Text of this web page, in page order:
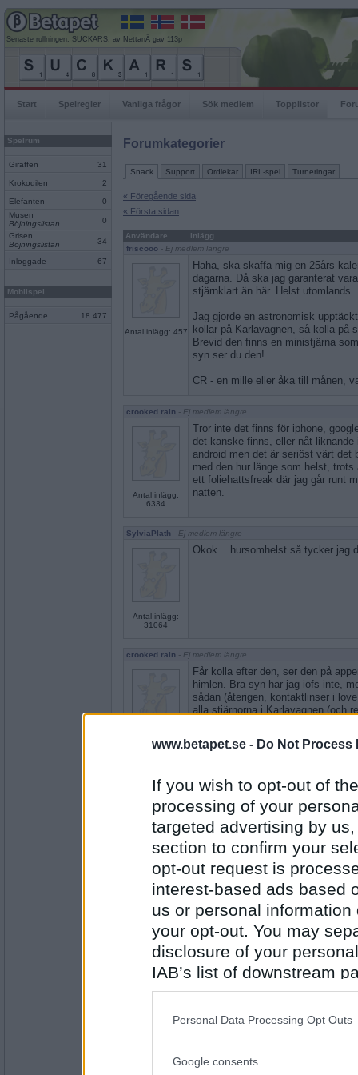
www.betapet.se - Do Not Process
If you wish to opt-out of
processing of your
targeted advertising by
section to confirm your
opt-out request is
interest-based ads based
us or personal
your opt-out. You may
disclosure of your
IAB’s list of downstream
also be disclosed by us
Downstream Participants
Please note that this
Personal Data Processing Opt Outs
Google consents
Senaste rullningen, SUCKARS, av NettanÄ gav 113p
Start Spelregler Vanliga frågor Sök medlem Topplistor
Spelrum
Giraffen 31
Krokodilen 2
Elefanten
0
Musen
Böjningslistan
0
Grisen
Böjningslistan
34
Inloggade 67
Mobilspel
Pågående 18 477
Forumkategorier
Snack Support Ordlekar IRL-spel Turneringar
« Föregående sida
« Första sidan
Användare
Inlägg
friscooo - Ej medlem längre
Antal inlägg: 457
Haha, ska skaffa mig en 25års
dagarna. Då ska jag garanterat
stjärnklart än här. Helst utomlands.
Jag gjorde en astronomisk
kollar på Karlavagnen, så kolla på
Brevid den finns en ministjärna
syn ser du den!
CR - en mille eller åka till månen,
crooked rain - Ej medlem längre
Antal inlägg:
6334
Tror inte det finns för iphone,
det kanske finns, eller nåt
android men det är seriöst värt det
med den hur länge som helst,
ett foliehattsfreak där jag går runt
natten.
SylviaPlath - Ej medlem längre
Antal inlägg:
31064
Okok... hursomhelst så tycker jag
crooked rain - Ej medlem längre
6334
Får kolla efter den, ser den på
himlen. Bra syn har jag iofs inte,
sådan (återigen, kontaktlinser i
alla stjärnorna i Karlavagnen (och
en mille är ingenting, månen
recidivfara- Ej medlem längre
Antal inlägg:
2385
jaså, har brorsan utgått som
SylviaPlath - Ej medlem längre
He he, nä, men jag fick ju kritik
förträfflighet så jag lessnade på
förträffliga killar - såna som kan
Puss!
Klart man väljer månen. Vad är